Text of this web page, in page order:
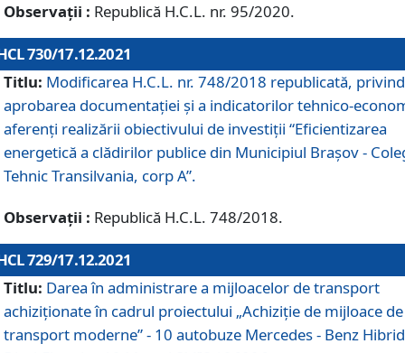
Observații : Republică H.C.L. nr. 95/2020.
730/17.12.2021
Titlu: Modificarea H.C.L. nr. 748/2018 republicată, privind
aprobarea documentației și a indicatorilor tehnico-
aferenți realizării obiectivului de investiții “Eficientizarea
energetică a clădirilor publice din Municipiul Brașov -
Tehnic Transilvania, corp A”.
Observații : Republică H.C.L. 748/2018.
729/17.12.2021
Titlu: Darea în administrare a mijloacelor de transport
achiziționate în cadrul proiectului „Achiziţie de mijloace de
transport moderne” - 10 autobuze Mercedes - Benz Hibrid